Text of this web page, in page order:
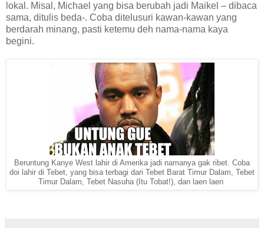
lokal. Misal, Michael yang bisa berubah jadi Maikel – dibaca
sama, ditulis beda-. Coba ditelusuri kawan-kawan yang
berdarah minang, pasti ketemu deh nama-nama kaya
begini.
Beruntung Kanye West lahir di Amerika jadi namanya gak ribet. Coba
doi lahir di Tebet, yang bisa terbagi dari Tebet Barat Timur Dalam, Tebet
Timur Dalam, Tebet Nasuha (Itu Tobat!), dan laen laen